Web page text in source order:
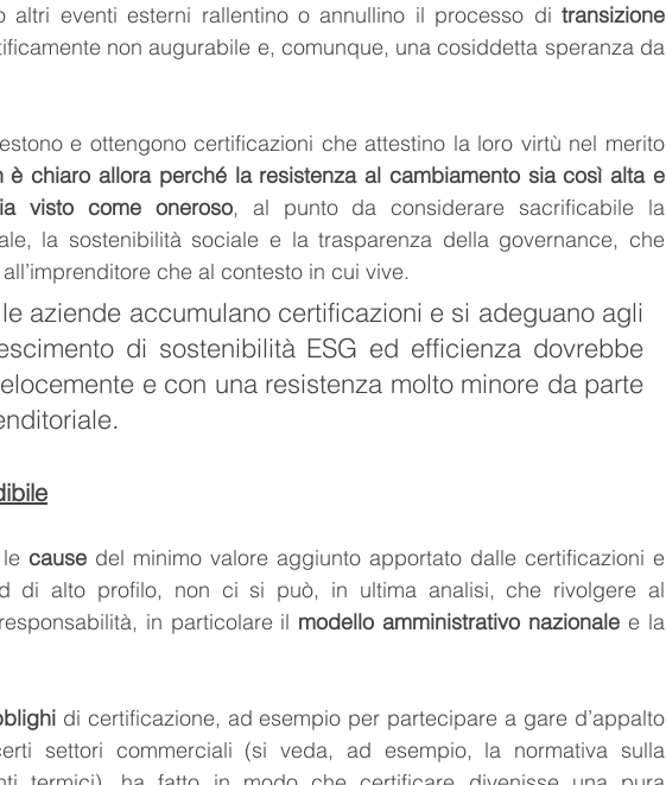
altri eventi esterni rallentino o annullino il processo di transizione
non augurabile e, comunque, una cosiddetta speranza da
e ottengono certificazioni che attestino la loro virtù nel merito
è chiaro allora perché la resistenza al cambiamento sia così alta e
visto come oneroso, al punto da considerare sacrificabile la
la sostenibilità sociale e la trasparenza della governance, che
che al contesto in cui vive.
aziende accumulano certificazioni e si adeguano agli
di sostenibilità ESG ed efficienza dovrebbe
e con una resistenza molto minore da parte
.
cause del minimo valore aggiunto apportato dalle certificazioni e
in particolare il modello amministrativo nazionale e la
di certificazione, ad esempio per partecipare a gare d’appalto
settori commerciali (si veda, ad esempio, la normativa sulla